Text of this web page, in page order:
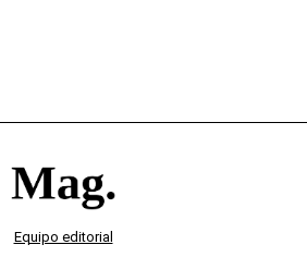
Equipo editorial